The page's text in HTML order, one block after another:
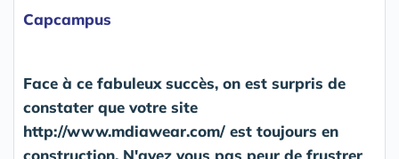
Capcampus
Face à ce fabuleux succès, on est surpris de
constater que votre site
http://www.mdiawear.com/ est toujours en
construction. N'avez vous pas peur de frustrer